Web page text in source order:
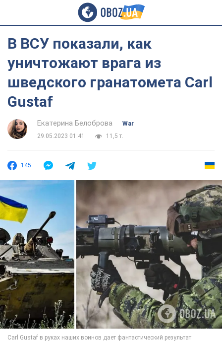
В ВСУ показали, как
уничтожают врага из
шведского гранатомета Carl
Gustaf
Екатерина Белоброва
War
29.05.2023 01:41
11,5 т.
145